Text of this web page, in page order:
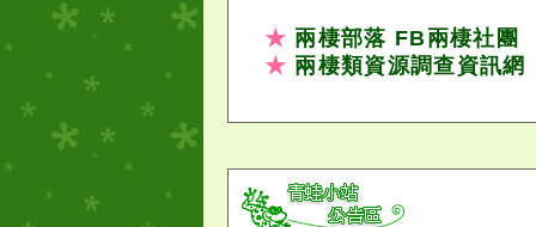
★ 兩棲部落 FB兩棲社團
★ 兩棲類資源調查資訊網